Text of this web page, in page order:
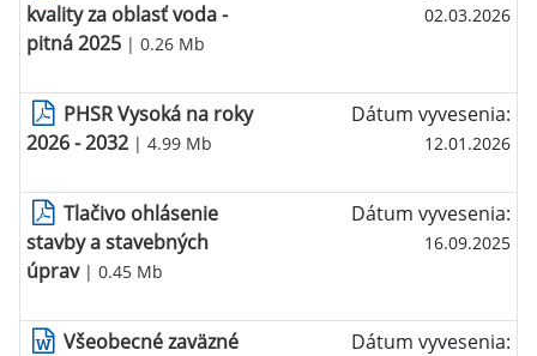
kvality za oblasť voda -
pitná 2025 | 0.26 Mb
02.03.2026
PHSR Vysoká na roky
2026 - 2032 | 4.99 Mb
Dátum vyvesenia:
12.01.2026
Tlačivo ohlásenie
stavby a stavebných
úprav| 0.45 Mb
Dátum vyvesenia:
16.09.2025
Všeobecné zaväzné
Dátum vyvesenia: